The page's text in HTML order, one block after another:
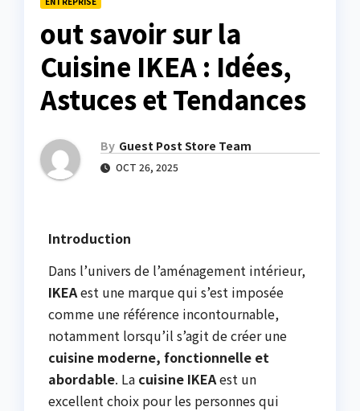
out savoir sur la
Cuisine IKEA : Idées,
Astuces et Tendances
By Guest Post Store Team
OCT 26, 2025
Introduction
Dans l’univers de l’aménagement intérieur,
IKEAest une marque qui s’est imposée
comme une référence incontournable,
notamment lorsqu’il s’agit de créer une
cuisine moderne, fonctionnelle et
abordable. La cuisine IKEAest un
excellent choix pour les personnes qui